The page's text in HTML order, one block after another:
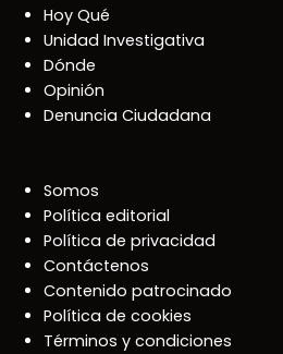
Hoy Qué
Unidad Investigativa
Dónde
Opinión
Denuncia Ciudadana
Somos
Política editorial
Política de privacidad
Contáctenos
Contenido patrocinado
Política de cookies
Términos y condiciones